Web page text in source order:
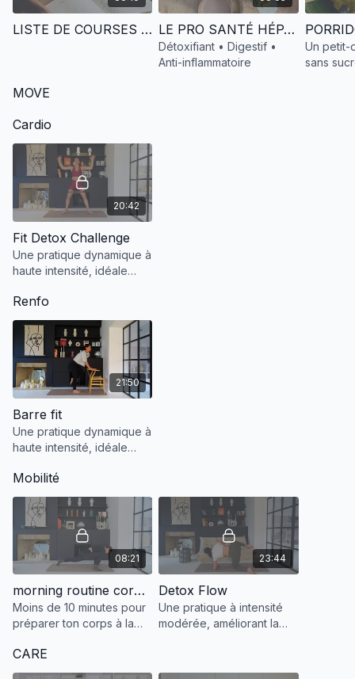
LISTE DE COURSES - SEMAINE 3 LE PRO SANTÉ HÉPATIQUE
Détoxifiant • Digestif •
Anti-inflammatoire
Un petit-
sans
MOVE
Cardio
20:42
Fit Detox Challenge
Une pratique dynamique à
haute intensité, idéale
tonifier les muscles
profonds et maintenir une
vitalité optimale
Renfo
21:50
Barre fit
Une pratique dynamique à
haute intensité, idéale
tonifier les muscles
profonds et maintenir une
vitalité optimale.
Mobilité
08:21
morning routine corps souple intensité 2
Moins de 10 minutes pour
préparer ton corps à la
23:44
Detox Flow
Une pratique à intensité
modérée, améliorant la
muscles en profondeur,
CARE